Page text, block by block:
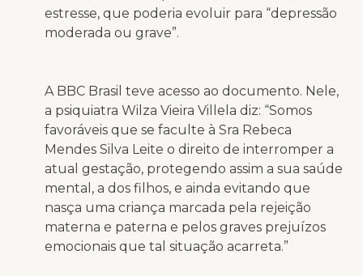
estresse, que poderia evoluir para “depressão
moderada ou grave”.
A BBC Brasil teve acesso ao documento. Nele,
a psiquiatra Wilza Vieira Villela diz: “Somos
favoráveis que se faculte à Sra Rebeca
Mendes Silva Leite o direito de interromper a
atual gestação, protegendo assim a sua saúde
mental, a dos filhos, e ainda evitando que
nasça uma criança marcada pela rejeição
materna e paterna e pelos graves prejuízos
emocionais que tal situação acarreta.”